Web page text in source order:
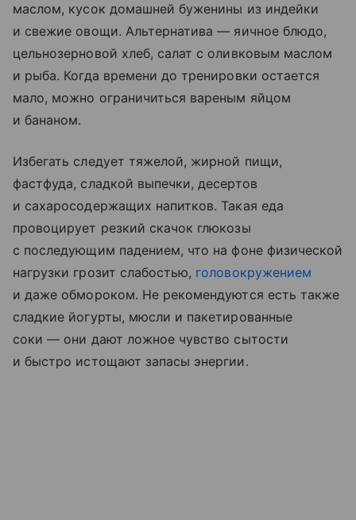
маслом, кусок домашней буженины из индейки
и свежие овощи. Альтернатива — яичное блюдо,
цельнозерновой хлеб, салат с оливковым маслом
и рыба. Когда времени до тренировки остается
мало, можно ограничиться вареным яйцом
и бананом.
Избегать следует тяжелой, жирной пищи,
фастфуда, сладкой выпечки, десертов
и сахаросодержащих напитков. Такая еда
провоцирует резкий скачок глюкозы
с последующим падением, что на фоне физической
нагрузки грозит слабостью, головокружением
и даже обмороком. Не рекомендуются есть также
сладкие йогурты, мюсли и пакетированные
соки — они дают ложное чувство сытости
и быстро истощают запасы энергии.